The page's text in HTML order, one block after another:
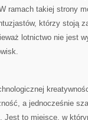
ramach takiej strony
którzy stoją
lotnictwo nie jest
a jednocześnie
Jest to miejsce, w